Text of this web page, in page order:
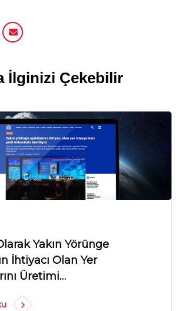
İlginizi Çekebilir
Yakın Yörünge
İhtiyacı Olan Yer
Üretimi…